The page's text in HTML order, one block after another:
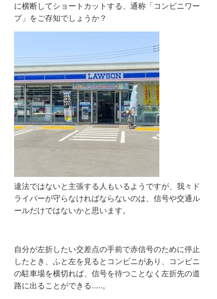
に横断してショートカットする、通称「コンビニワー
プ」をご存知でしょうか？
違法ではないと主張する人もいるようですが、我々ド
ライバーが守らなければならないのは、信号や交通ル
ールだけではないかと思います。
自分が左折したい交差点の手前で赤信号のために停止
したとき、ふと左を見るとコンビニがあり、コンビニ
の駐車場を横切れば、信号を待つことなく左折先の道
路に出ることができる……。